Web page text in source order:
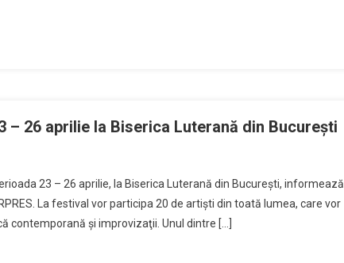
– 26 aprilie la Biserica Luterană din Bucureşti
23 – 26 aprilie, la Biserica Luterană din Bucureşti, informează
La festival vor participa 20 de artişti din toată lumea, care vor
şi improvizaţii. Unul dintre […]